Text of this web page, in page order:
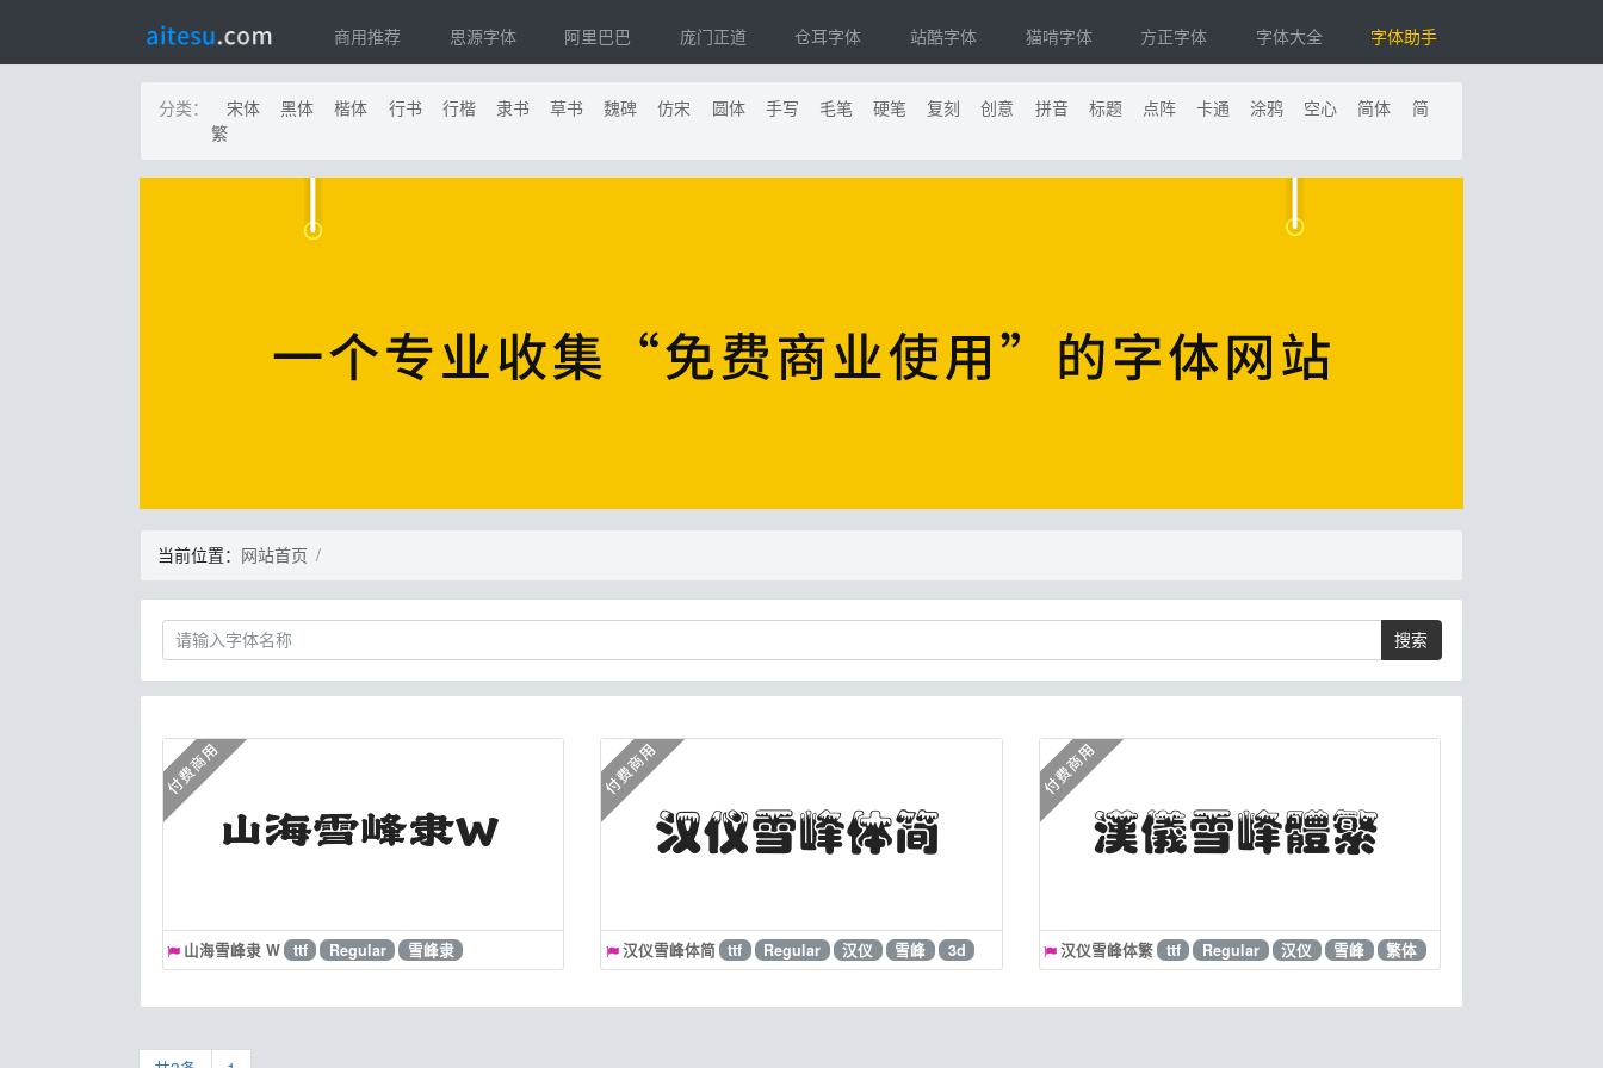
商用推荐 思源字体 阿里巴巴 庞门正道 仓耳字体 站酷字体 猫啃字体 方正字体 字体大全 字体助手
分类： 宋体 黑体 楷体 行书 行楷 隶书 草书 魏碑 仿宋 圆体 手写 毛笔 硬笔 复刻 创意 拼音 标题 点阵 卡通 涂鸦 空心 简体
简
繁
当前位置： 网站首页
搜索
山海雪峰隶 W ttf Regular 雪峰隶 汉仪雪峰体简 ttf Regular 汉仪 雪峰
3d
立体
空心
汉仪雪峰体繁 ttf Regular 汉仪 雪峰
繁体
3d
立体